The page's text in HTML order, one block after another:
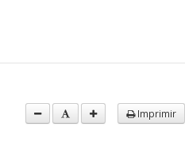
Imprimir